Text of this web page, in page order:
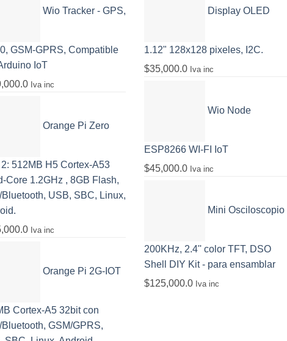
Wio Tracker - GPS,
GSM-GPRS, Compatible
IoT
Iva inc
Orange Pi Zero
512MB H5 Cortex-A53
Core 1.2GHz , 8GB Flash,
Bluetooth, USB, SBC, Linux,
Iva inc
Orange Pi 2G-IOT
Cortex-A5 32bit con
Bluetooth, GSM/GPRS,
Display OLED
1.12" 128x128 pixeles, I2C.
$35,000.0 Iva inc
Wio Node
ESP8266 WI-FI IoT
$45,000.0 Iva inc
Mini Osciloscopio
200KHz, 2.4'' color TFT, DSO
Shell DIY Kit - para ensamblar
$125,000.0 Iva inc